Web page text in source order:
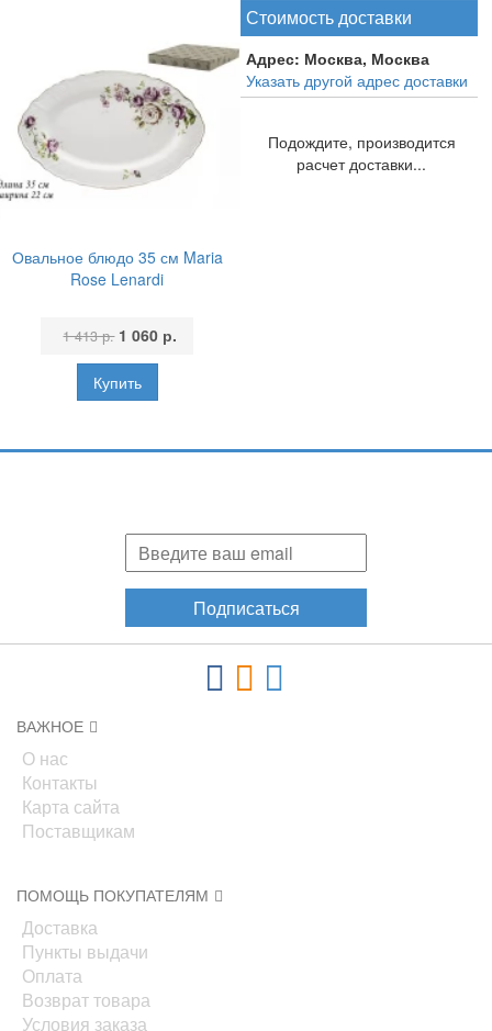
Овальное блюдо 35 см Maria
Rose Lenardi
1 413 р. 1 060 р.
Стоимость доставки
Адрес: Москва, Москва
Указать другой адрес доставки
Подождите, производится
расчет доставки...
Подписаться
ВАЖНОЕ
О нас
Контакты
Карта сайта
Поставщикам
ПОМОЩЬ ПОКУПАТЕЛЯМ
Доставка
Пункты выдачи
Оплата
Возврат товара
Условия заказа